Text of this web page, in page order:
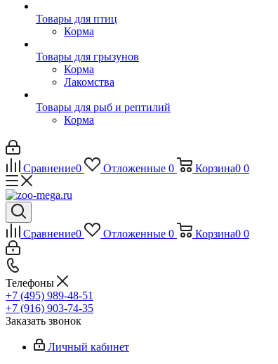
Товары для птиц
Корма
Товары для грызунов
Корма
Лакомства
Товары для рыб и рептилий
Корма
Сравнение0 Отложенные 0 Корзина0 0
Сравнение0 Отложенные 0 Корзина0 0
Телефоны
+7 (495) 989-48-51
+7 (916) 903-74-35
Заказать звонок
Личный кабинет